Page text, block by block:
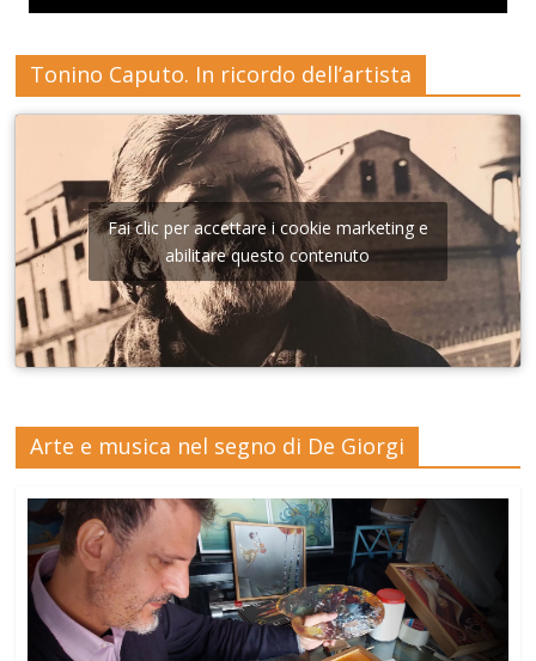
Tonino Caputo. In ricordo dell’artista
Fai clic per accettare i cookie marketing e
abilitare questo contenuto
Arte e musica nel segno di De Giorgi